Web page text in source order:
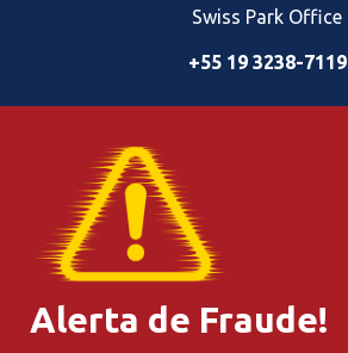
Swiss Park Office
+55 19 3238-7119
Alerta de Fraude!